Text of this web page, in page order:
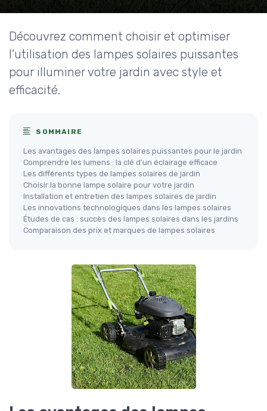
Découvrez comment choisir et optimiser
l'utilisation des lampes solaires puissantes
pour illuminer votre jardin avec style et
efficacité.
SOMMAIRE
Les avantages des lampes solaires puissantes pour le jardin
Comprendre les lumens : la clé d'un éclairage efficace
Les différents types de lampes solaires de jardin
Choisir la bonne lampe solaire pour votre jardin
Installation et entretien des lampes solaires de jardin
Les innovations technologiques dans les lampes solaires
Études de cas : succès des lampes solaires dans les jardins
Comparaison des prix et marques de lampes solaires